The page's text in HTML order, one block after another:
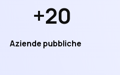
+20
Aziende pubbliche